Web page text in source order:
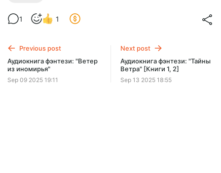
Слушайте эту и другие фэнтези-аудиокниги полностью, без
рекламы и любых ограничений!
Billed every 12 months.
Offer ends 08 August.
1 1
Previous post
Аудиокнига фэнтези: "Ветер
из иномирья"
Sep 09 2025 19:11
Next post
Аудиокнига фэнтези: "Тайны
Ветра" [Книги 1, 2]
Sep 13 2025 18:55